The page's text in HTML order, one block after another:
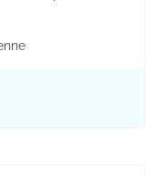
Tuusulan kylät
teeman mukaan: Infra ja